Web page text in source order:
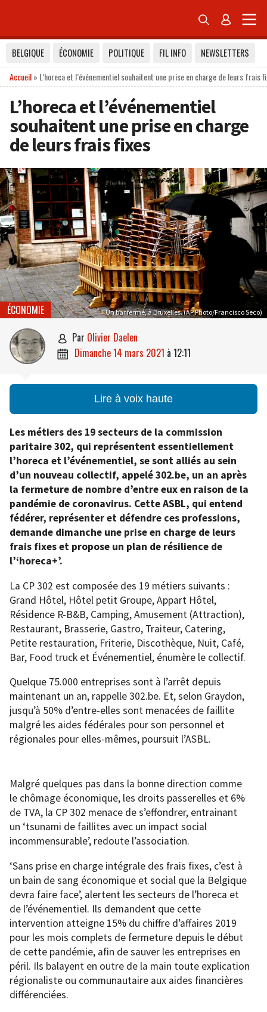
 
BELGIQUE ÉCONOMIE POLITIQUE FIL INFO
NEWSLETTERS
Accueil» L’horeca et l’événementiel souhaitent une prise en charge de leurs frais
L’horeca et l’événementiel
souhaitent une prise en charge
de leurs frais fixes
Un bar fermé, à Bruxelles. (AP Photo/Francisco Seco)
ÉCONOMIE
 par Olivier Daelen
 dimanche 14 mars 2021 à 12:11
Lire à voix haute
Les métiers des 19 secteurs de la commission
paritaire 302, qui représentent essentiellement
l’horeca et l’événementiel, se sont alliés au sein
d’un nouveau collectif, appelé 302.be, un an après
la fermeture de nombre d’entre eux en raison de la
pandémie de coronavirus. Cette ASBL, qui entend
fédérer, représenter et défendre ces professions,
demande dimanche une prise en charge de leurs
frais fixes et propose un plan de résilience de
l’‘horeca+’.
La CP 302 est composée des 19 métiers suivants :
Grand Hôtel, Hôtel petit Groupe, Appart Hôtel,
Résidence R-B&B, Camping, Amusement (Attraction),
Restaurant, Brasserie, Gastro, Traiteur, Catering,
Petite restauration, Friterie, Discothèque, Nuit, Café,
Bar, Food truck et Événementiel, énumère le collectif.
Quelque 75.000 entreprises sont à l’arrêt depuis
maintenant un an, rappelle 302.be. Et, selon Graydon,
jusqu’à 50% d’entre-elles sont menacées de faillite
malgré les aides fédérales pour son personnel et
régionales pour elles-mêmes, poursuit l’ASBL.
Malgré quelques pas dans la bonne direction comme
le chômage économique, les droits passerelles et 6%
de TVA, la CP 302 menace de s’effondrer, entrainant
un ‘tsunami de faillites avec un impact social
incommensurable’, redoute l’association.
‘Sans prise en charge intégrale des frais fixes, c’est à
un bain de sang économique et social que la Belgique
devra faire face’, alertent les secteurs de l’horeca et
de l’événementiel. Ils demandent que cette
intervention atteigne 15% du chiffre d’affaires 2019
pour les mois complets de fermeture depuis le début
de cette pandémie, afin de sauver les entreprises en
péril. Ils balayent en outre de la main toute explication
régionaliste ou communautaire aux aides financières
différenciées.